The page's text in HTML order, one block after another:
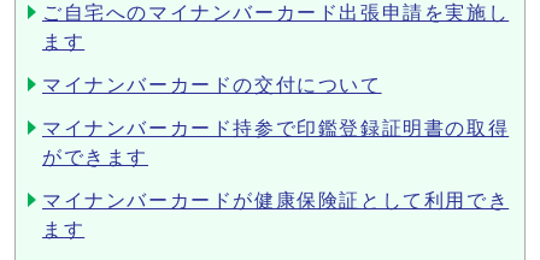
ご自宅へのマイナンバーカード出張申請を実施し
ます
マイナンバーカードの交付について
マイナンバーカード持参で印鑑登録証明書の取得
ができます
マイナンバーカードが健康保険証として利用でき
ます